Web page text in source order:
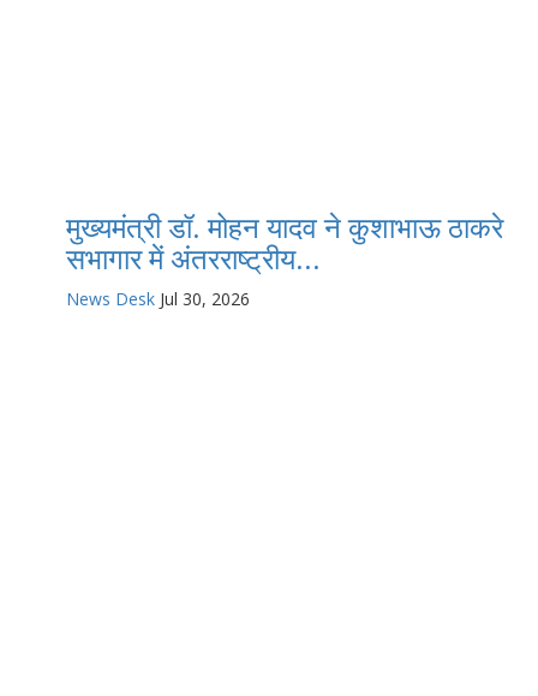
मुख्यमंत्री डॉ. मोहन यादव ने कुशाभाऊ ठाकरे
सभागार में अंतरराष्ट्रीय...
News Desk Jul 30, 2026